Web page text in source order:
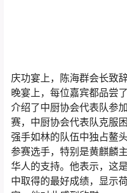
庆功宴上，陈海群会长致